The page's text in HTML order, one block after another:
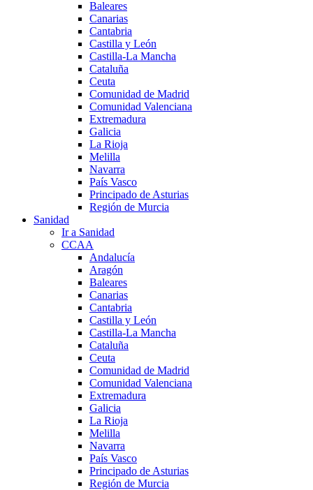
Baleares
Canarias
Cantabria
Castilla y León
Castilla-La Mancha
Cataluña
Ceuta
Comunidad de Madrid
Comunidad Valenciana
Extremadura
Galicia
La Rioja
Melilla
Navarra
País Vasco
Principado de Asturias
Región de Murcia
Sanidad
Ir a Sanidad
CCAA
Andalucía
Aragón
Baleares
Canarias
Cantabria
Castilla y León
Castilla-La Mancha
Cataluña
Ceuta
Comunidad de Madrid
Comunidad Valenciana
Extremadura
Galicia
La Rioja
Melilla
Navarra
País Vasco
Principado de Asturias
Región de Murcia